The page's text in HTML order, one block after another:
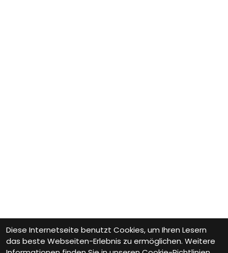
Diese Internetseite benutzt Cookies, um Ihren Lesern
das beste Webseiten-Erlebnis zu ermöglichen. Weitere